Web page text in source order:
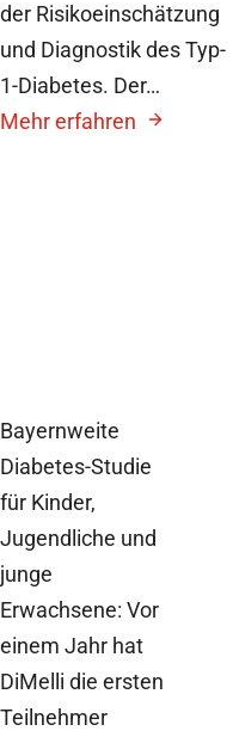
der Risikoeinschätzung
und Diagnostik des Typ-
1-Diabetes. Der…
Mehr erfahren
Bayernweite
Diabetes-Studie
für Kinder,
Jugendliche und
junge
Erwachsene: Vor
einem Jahr hat
DiMelli die ersten
Teilnehmer